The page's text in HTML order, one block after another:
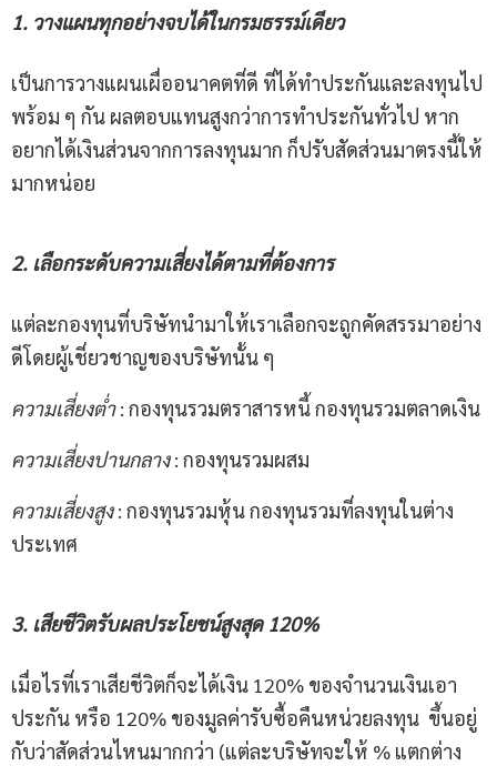
1. วางแผนทุกอย่างจบได้ในกรมธรรม์เดียว
เป็นการวางแผนเผื่ออนาคตที่ดี ที่ได้ทำประกันและลงทุนไป
พร้อม ๆ กัน ผลตอบแทนสูงกว่าการทำประกันทั่วไป หาก
อยากได้เงินส่วนจากการลงทุนมาก ก็ปรับสัดส่วนมาตรงนี้ให้
มากหน่อย
2. เลือกระดับความเสี่ยงได้ตามที่ต้องการ
แต่ละกองทุนที่บริษัทนำมาให้เราเลือกจะถูกคัดสรรมาอย่าง
ดีโดยผู้เชี่ยวชาญของบริษัทนั้น ๆ
ความเสี่ยงต่ำ: กองทุนรวมตราสารหนี้ กองทุนรวมตลาดเงิน
ความเสี่ยงปานกลาง: กองทุนรวมผสม
ความเสี่ยงสูง: กองทุนรวมหุ้น กองทุนรวมที่ลงทุนในต่าง
ประเทศ
3. เสียชีวิตรับผลประโยชน์สูงสุด 120%
เมื่อไรที่เราเสียชีวิตก็จะได้เงิน 120% ของจำนวนเงินเอา
ประกัน หรือ 120% ของมูลค่ารับซื้อคืนหน่วยลงทุน ขึ้นอยู่
กับว่าสัดส่วนไหนมากกว่า (แต่ละบริษัทจะให้ % แตกต่าง